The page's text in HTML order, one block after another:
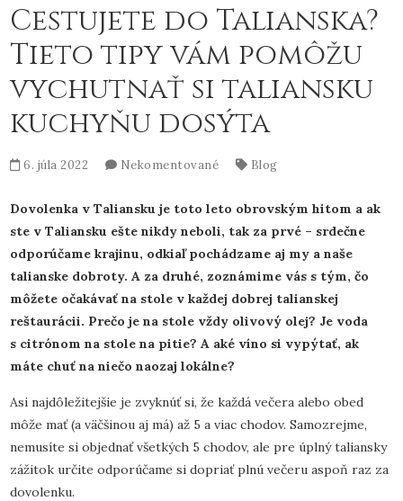
Cestujete do Talianska?
Tieto tipy vám pomôžu
vychutnať si taliansku
kuchyňu dosýta
6. júla 2022 Nekomentované Blog
Dovolenka v Taliansku je toto leto obrovským hitom a ak
ste v Taliansku ešte nikdy neboli, tak za prvé – srdečne
odporúčame krajinu, odkiaľ pochádzame aj my a naše
talianske dobroty. A za druhé, zoznámime vás s tým, čo
môžete očakávať na stole v každej dobrej talianskej
reštaurácii. Prečo je na stole vždy olivový olej? Je voda
s citrónom na stole na pitie? A aké víno si vypýtať, ak
máte chuť na niečo naozaj lokálne?
Asi najdôležitejšie je zvyknúť si, že každá večera alebo obed
môže mať (a väčšinou aj má) až 5 a viac chodov. Samozrejme,
nemusíte si objednať všetkých 5 chodov, ale pre úplný taliansky
zážitok určite odporúčame si dopriať plnú večeru aspoň raz za
dovolenku.